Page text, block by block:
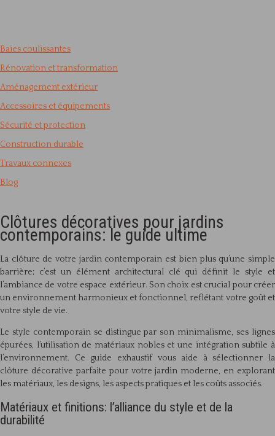
Baies coulissantes
Rénovation et transformation
Aménagement extérieur
Accessoires et équipements
Sécurité et protection
Construction durable
Travaux connexes
Blog
Clôtures décoratives pour jardins
contemporains: le guide ultime
La clôture de votre jardin contemporain est bien plus qu’une simple
barrière; c’est un élément architectural clé qui définit le style et
l’ambiance de votre espace extérieur. Son choix est crucial pour créer
un environnement harmonieux et fonctionnel, reflétant votre goût et
votre style de vie.
Le style contemporain se distingue par son minimalisme, ses lignes
épurées, l’utilisation de matériaux nobles et une intégration subtile à
l’environnement. Ce guide exhaustif vous aide à sélectionner la
clôture décorative parfaite pour votre jardin moderne, en explorant
les matériaux, les designs, les aspects pratiques et les coûts associés.
Matériaux et finitions: l’alliance du style et de la
durabilité